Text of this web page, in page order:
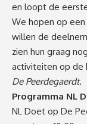
en loopt de
We hopen op
willen de
zien hun graag
activiteiten op de
De Peerdegaerdt.
Programma NL
NL Doet op De